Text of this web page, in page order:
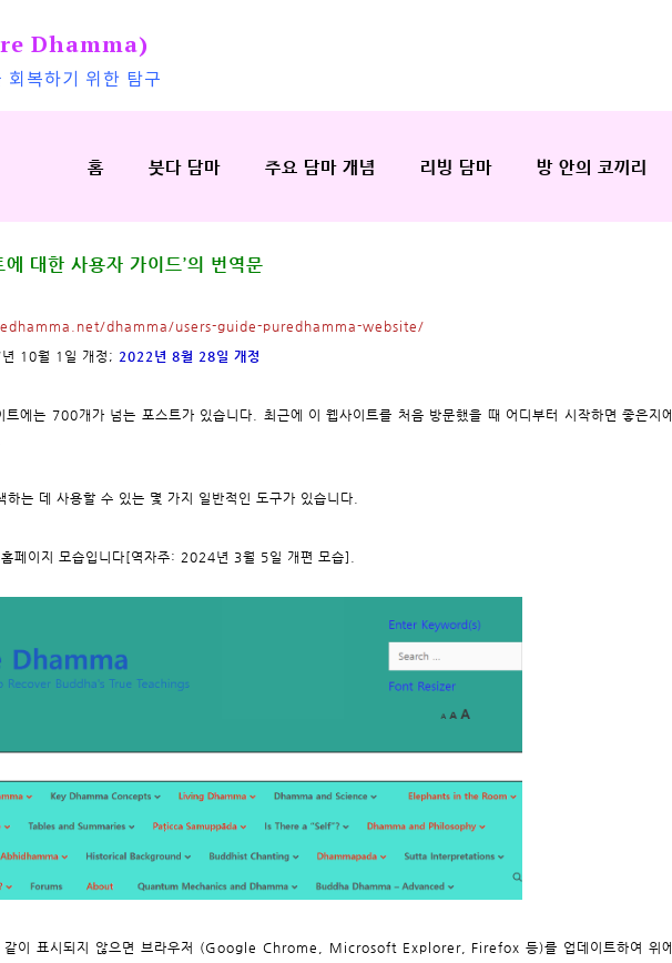
Dhamma)
회복하기 위한 탐구
홈 붓다 담마 주요 담마 개념 리빙 담마 방 안의 코끼리
에 대한 사용자 가이드’의 번역문
dhamma/users-guide-puredhamma-website/
10월 1일 개정; 2022년 8월 28일 개정
에는 700개가 넘는 포스트가 있습니다. 최근에 이 웹사이트를 처음 방문했을 때 어디부터 시작하면 좋은지에
는 데 사용할 수 있는 몇 가지 일반적인 도구가 있습니다.
페이지 모습입니다[역자주: 2024년 3월 5일 개편 모습].
같이 표시되지 않으면 브라우저 (Google Chrome, Microsoft Explorer, Firefox 등)를 업데이트하여 위에